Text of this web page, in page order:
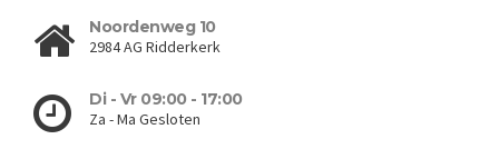
Noordenweg 10
2984 AG Ridderkerk
Di - Vr 09:00 - 17:00
Za - Ma Gesloten